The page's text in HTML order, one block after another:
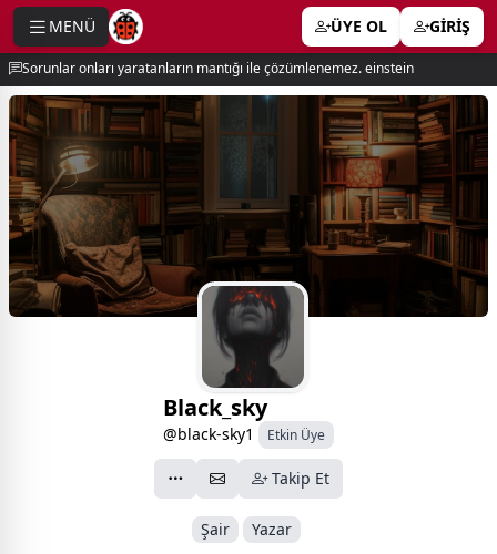
MENÜ ÜYE OL GİRİŞ
Sorunlar onları yaratanların mantığı ile çözümlenemez. einstein
Black_sky
@black-sky1 Etkin Üye
Takip Et
Şair Yazar
menu